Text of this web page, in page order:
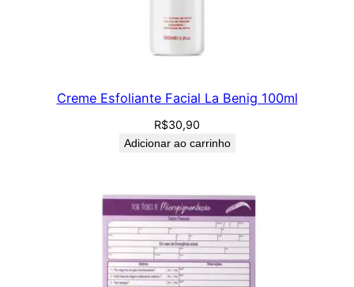
Creme Esfoliante Facial La Benig 100ml
R$30,90
Adicionar ao carrinho